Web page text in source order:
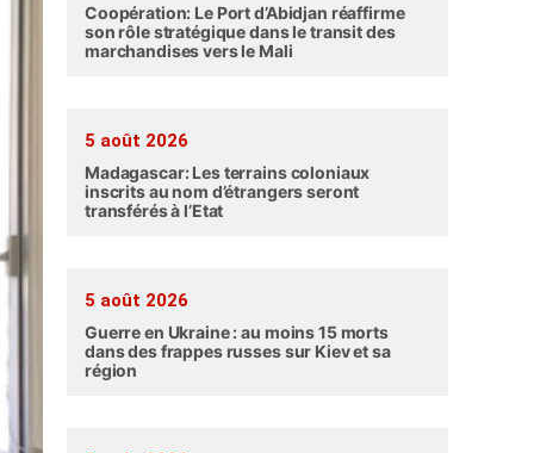
Coopération: Le Port d’Abidjan réaffirme
son rôle stratégique dans le transit des
marchandises vers le Mali
5 août 2026
Madagascar: Les terrains coloniaux
inscrits au nom d’étrangers seront
transférés à l’Etat
5 août 2026
Guerre en Ukraine : au moins 15 morts
dans des frappes russes sur Kiev et sa
région